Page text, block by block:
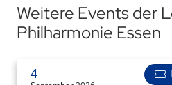
Weitere Events der
Philharmonie Essen
4